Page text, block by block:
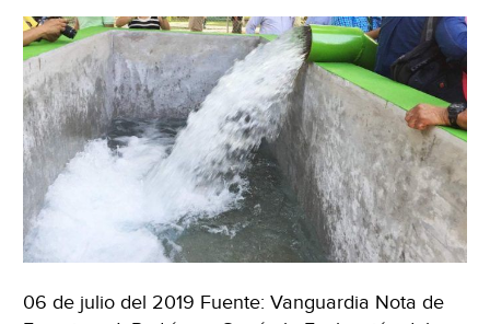
06 de julio del 2019 Fuente: Vanguardia Nota de